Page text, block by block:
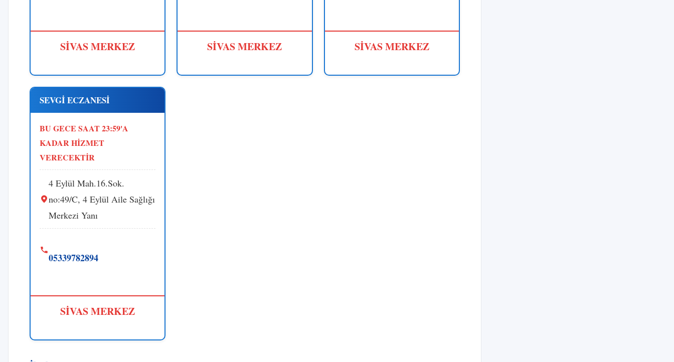
SİVAS MERKEZ SİVAS MERKEZ SİVAS MERKEZ
SEVGİ ECZANESİ
BU GECE SAAT 23:59'A
KADAR HİZMET
VERECEKTİR
4 Eylül Mah.16.Sok.
no:49/C, 4 Eylül Aile Sağlığı
Merkezi Yanı
05339782894
SİVAS MERKEZ